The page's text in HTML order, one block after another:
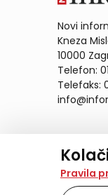
Na našoj
Pravila
Novi
Kneza
10000
Telefon:
Telefaks: